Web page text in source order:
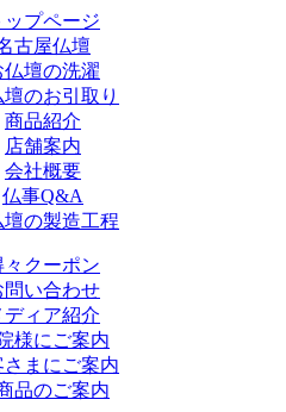
ップページ
古屋仏壇
仏壇の洗濯
壇のお引取り
商品紹介
店舗案内
会社概要
仏事Q&A
壇の製造工程
々クーポン
問い合わせ
ディア紹介
様にご案内
さまにご案内
品のご案内